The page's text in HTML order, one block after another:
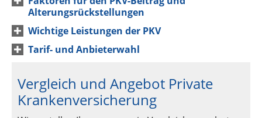
Alterungsrückstellungen
Wichtige Leistungen der PKV
Tarif- und Anbieterwahl
Vergleich und Angebot Private
Krankenversicherung